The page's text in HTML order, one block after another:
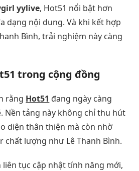
yylive, Hot51 nổi bật hơn
dạng nội dung. Và khi kết hợp
Bình, trải nghiệm này càng
trong cộng đồng
rằng Hot51 đang ngày càng
Nền tảng này không chỉ thu hút
diện thân thiện mà còn nhờ
chất lượng như Lê Thanh Bình.
liên tục cập nhật tính năng mới,